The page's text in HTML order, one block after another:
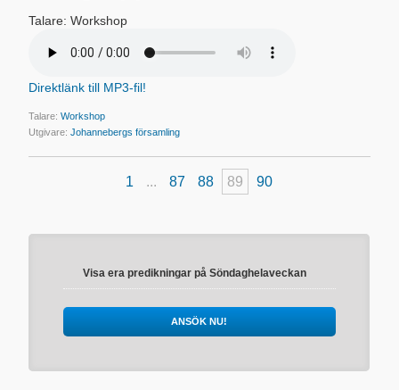
Talare: Workshop
Direktlänk till MP3-fil!
Talare:Workshop
Utgivare:Johannebergs församling
1 ... 87 88 89 90
Visa era predikningar på Söndaghelaveckan
ANSÖK NU!